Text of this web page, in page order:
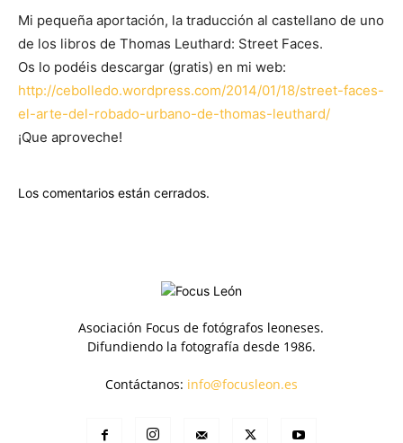
Mi pequeña aportación, la traducción al castellano de uno
de los libros de Thomas Leuthard: Street Faces.
Os lo podéis descargar (gratis) en mi web:
http://cebolledo.wordpress.com/2014/01/18/street-faces-
el-arte-del-robado-urbano-de-thomas-leuthard/
¡Que aproveche!
Los comentarios están cerrados.
Asociación Focus de fotógrafos leoneses.
Difundiendo la fotografía desde 1986.
Contáctanos: info@focusleon.es